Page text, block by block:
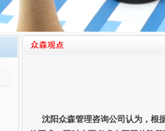
沈阳众森管理咨询公司认为，根